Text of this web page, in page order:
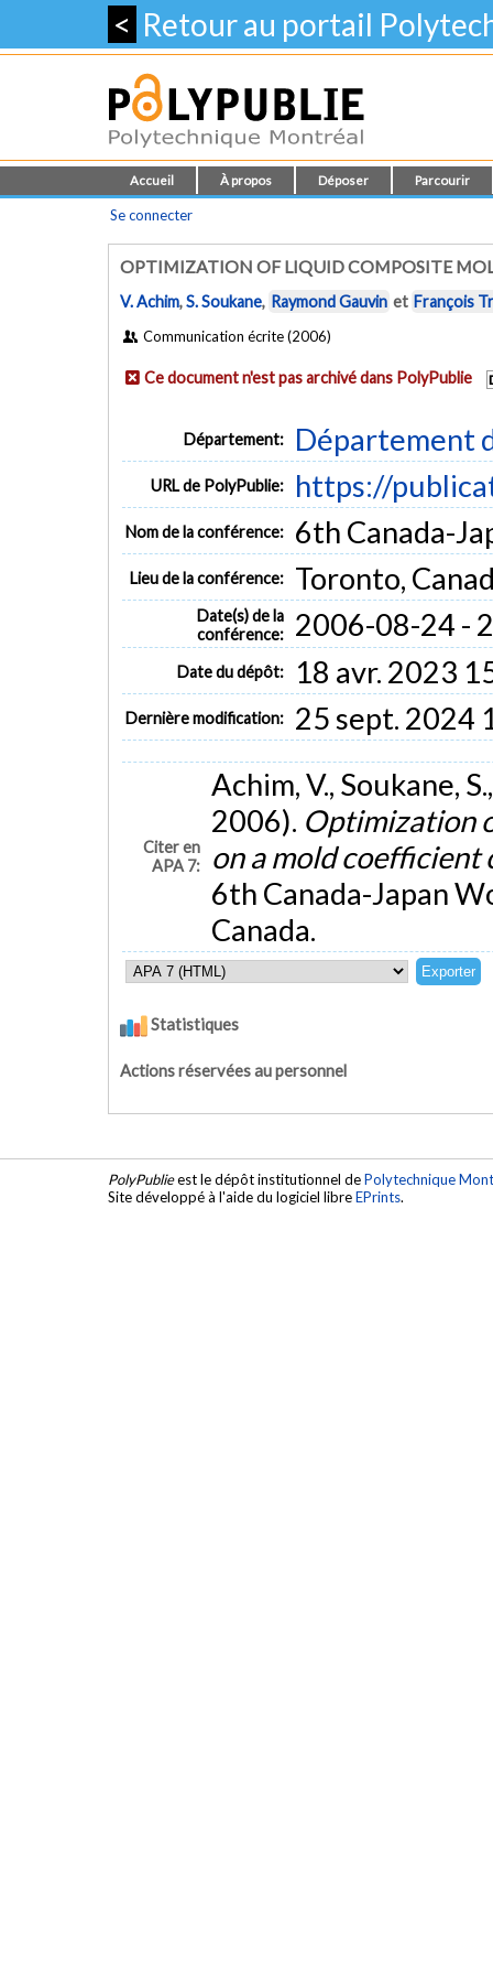
< Retour au portail
Accueil À propos Déposer Parcourir
Se connecter
OPTIMIZATION OF LIQUID COMPOSITE
V. Achim,S. Soukane, Raymond Gauvin et François
Communication écrite (2006)
Ce document n'est pas archivé dans PolyPublie
Département: Département
URL de PolyPublie: https://
Nom de la conférence: 6th Canada-
Lieu de la conférence: Toronto,
Date(s) de la
conférence:
2006-08-24 -
Date du dépôt: 18 avr. 2023
Dernière modification: 25 sept. 2024
Citer en
APA 7:
Achim, V., Soukane,
2006). Optimization
on a mold coefficient
6th Canada-Japan
Canada.
Statistiques
Actions réservées au personnel
PolyPublieest le dépôt institutionnel dePolytechnique
Site développé à l'aide du logiciel libreEPrints.